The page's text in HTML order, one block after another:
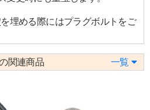
埋める際にはプラグボルトをご
関連商品 一覧